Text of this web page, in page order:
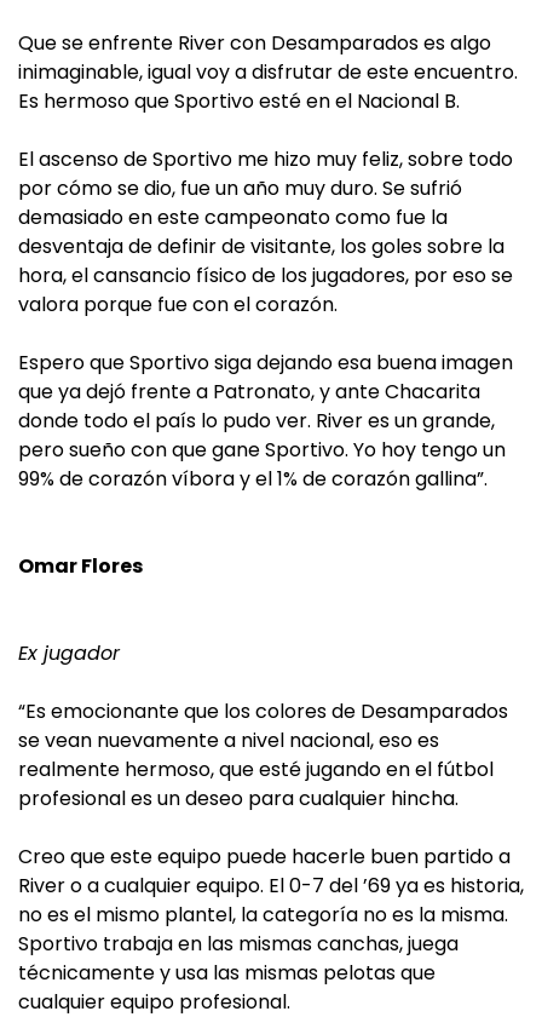
Que se enfrente River con Desamparados es algo
inimaginable, igual voy a disfrutar de este encuentro.
Es hermoso que Sportivo esté en el Nacional B.
El ascenso de Sportivo me hizo muy feliz, sobre todo
por cómo se dio, fue un año muy duro. Se sufrió
demasiado en este campeonato como fue la
desventaja de definir de visitante, los goles sobre la
hora, el cansancio físico de los jugadores, por eso se
valora porque fue con el corazón.
Espero que Sportivo siga dejando esa buena imagen
que ya dejó frente a Patronato, y ante Chacarita
donde todo el país lo pudo ver. River es un grande,
pero sueño con que gane Sportivo. Yo hoy tengo un
99% de corazón víbora y el 1% de corazón gallina”.
Omar Flores
Ex jugador
“Es emocionante que los colores de Desamparados
se vean nuevamente a nivel nacional, eso es
realmente hermoso, que esté jugando en el fútbol
profesional es un deseo para cualquier hincha.
Creo que este equipo puede hacerle buen partido a
River o a cualquier equipo. El 0-7 del ’69 ya es historia,
no es el mismo plantel, la categoría no es la misma.
Sportivo trabaja en las mismas canchas, juega
técnicamente y usa las mismas pelotas que
cualquier equipo profesional.